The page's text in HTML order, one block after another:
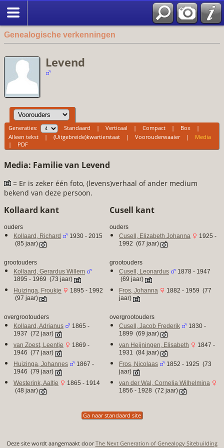
Genealogische verkenningen
Levend
Generaties: Standaard | Verticaal | Compact| Box|
Alleen tekst| (Uitgebreide)kwartierstaat| Voorouderwaaier| Media
| PDF
Media: Familie van Levend
= Er is zeker één foto, (levens)verhaal of ander medium
bekend van deze persoon.
Kollaard kant
ouders
Kollaard, Richard
1930 - 2015
(85 jaar)
grootouders
Kollaard, Gerardus Willem
1895 - 1969 (73 jaar)
Huizinga, Froukje 1895 - 1992
(97 jaar)
overgrootouders
Kollaard, Adrianus
1865 -
1937 (72 jaar)
van Zoest, Leentje 1869 -
1946 (77 jaar)
Huizinga, Johannes 1867 -
1946 (79 jaar)
Westerink, Aaltje 1865 - 1914
(48 jaar)
Cusell kant
ouders
Cusell, Elizabeth Johanna
1925 -
1992 (67 jaar)
grootouders
Cusell, Leonardus
1878 - 1947
(69 jaar)
Fros, Johanna 1882 - 1959 (77
jaar)
overgrootouders
Cusell, Jacob Frederik
1830 -
1899 (69 jaar)
van Heijningen, Elisabeth 1847 -
1931 (84 jaar)
Fros, Nicolaas 1852 - 1925 (73
jaar)
van der Wal, Cornelia Wilhelmina
1856 - 1928 (72 jaar)
Ga naar standaard site
Deze site wordt aangemaakt doorThe Next Generation of Genealogy Sitebuilding